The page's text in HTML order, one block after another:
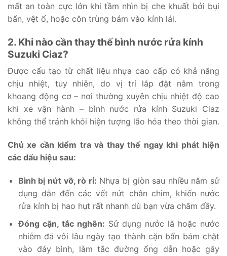
mất an toàn cực lớn khi tầm nhìn bị che khuất bởi bụi
bẩn, vệt ố, hoặc côn trùng bám vào kính lái.
2. Khi nào cần thay thế bình nước rửa kính
Suzuki Ciaz?
Được cấu tạo từ chất liệu nhựa cao cấp có khả năng
chịu nhiệt, tuy nhiên, do vị trí lắp đặt nằm trong
khoang động cơ – nơi thường xuyên chịu nhiệt độ cao
khi xe vận hành – bình nước rửa kính Suzuki Ciaz
không thể tránh khỏi hiện tượng lão hóa theo thời gian.
Chủ xe cần kiểm tra và thay thế ngay khi phát hiện
các dấu hiệu sau:
Bình bị nứt vỡ, rò rỉ: Nhựa bị giòn sau nhiều năm sử
dụng dẫn đến các vết nứt chân chim, khiến nước
rửa kính bị hao hụt rất nhanh dù bạn vừa châm đầy.
Đóng cặn, tắc nghẽn: Sử dụng nước lã hoặc nước
nhiễm đá vôi lâu ngày tạo thành cặn bẩn bám chặt
vào đáy bình, làm tắc đường ống dẫn hoặc gây